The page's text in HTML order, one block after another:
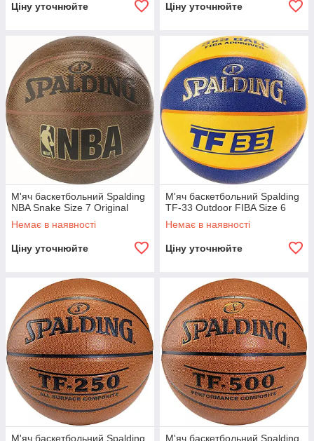
Ціну уточнюйте Ціну уточнюйте
М'яч баскетбольний Spalding
NBA Snake Size 7 Original
Немає в наявності
Ціну уточнюйте
М'яч баскетбольний Spalding
TF-33 Outdoor FIBA Size 6
Немає в наявності
Ціну уточнюйте
М'яч баскетбольний Spalding М'яч баскетбольний Spalding